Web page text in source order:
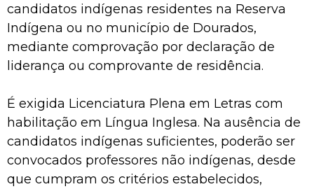
candidatos indígenas residentes na Reserva
Indígena ou no município de Dourados,
mediante comprovação por declaração de
liderança ou comprovante de residência.
É exigida Licenciatura Plena em Letras com
habilitação em Língua Inglesa. Na ausência de
candidatos indígenas suficientes, poderão ser
convocados professores não indígenas, desde
que cumpram os critérios estabelecidos,